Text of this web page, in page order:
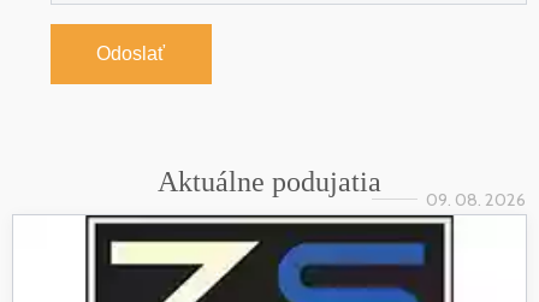
Odoslať
Aktuálne podujatia
09. 08. 2026